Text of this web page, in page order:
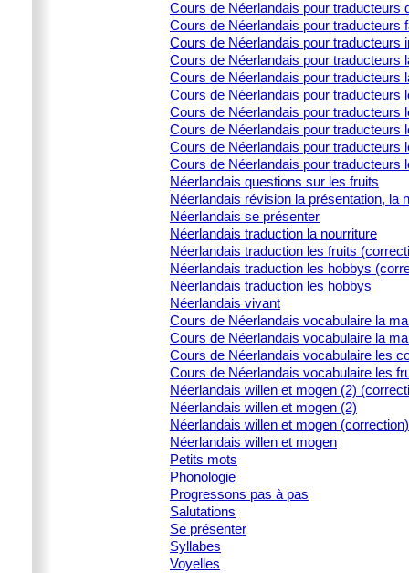
Cours de Néerlandais pour traducteurs
Cours de Néerlandais pour traducteurs
Cours de Néerlandais pour traducteurs
Cours de Néerlandais pour traducteurs
Cours de Néerlandais pour traducteurs
Cours de Néerlandais pour traducteurs
Cours de Néerlandais pour traducteurs
Cours de Néerlandais pour traducteurs
Cours de Néerlandais pour traducteurs
Cours de Néerlandais pour traducteurs
Néerlandais questions sur les fruits
Néerlandais révision la présentation, la
Néerlandais se présenter
Néerlandais traduction la nourriture
Néerlandais traduction les fruits
Néerlandais traduction les hobbys
Néerlandais traduction les hobbys
Néerlandais vivant
Cours de Néerlandais vocabulaire la
Cours de Néerlandais vocabulaire la
Cours de Néerlandais vocabulaire les
Cours de Néerlandais vocabulaire les
Néerlandais willen et mogen (2)
Néerlandais willen et mogen (2)
Néerlandais willen et mogen (correction)
Néerlandais willen et mogen
Petits mots
Phonologie
Progressons pas à pas
Salutations
Se présenter
Syllabes
Voyelles